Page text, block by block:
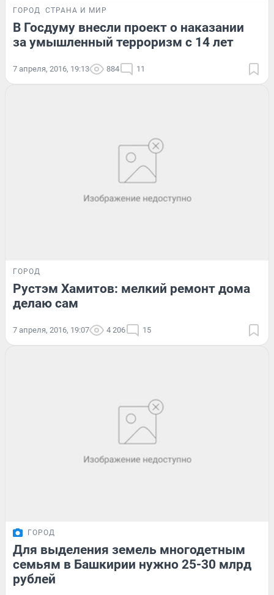
ГОРОД СТРАНА И МИР
В Госдуму внесли проект о наказании
за умышленный терроризм с 14 лет
7 апреля, 2016, 19:13 884 11
ГОРОД
Рустэм Хамитов: мелкий ремонт дома
делаю сам
7 апреля, 2016, 19:07 4 206 15
ГОРОД
Для выделения земель многодетным
семьям в Башкирии нужно 25-30 млрд
рублей